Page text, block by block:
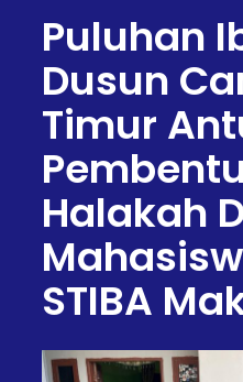
Puluhan
Dusun
Timur
Halakah
STIBA